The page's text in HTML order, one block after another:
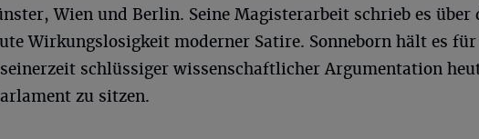
Wien und Berlin. Seine Magisterarbeit schrieb es über
Wirkungslosigkeit moderner Satire. Sonneborn hält es
schlüssiger wissenschaftlicher Argumentation
zu sitzen.